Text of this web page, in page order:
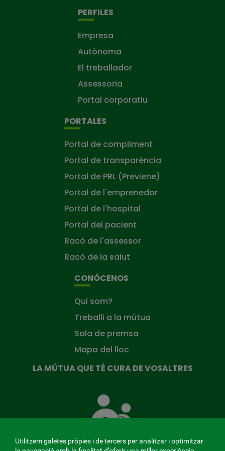
PERFILES
Empresa
Autònoma
El treballador
Assessoria
Portal corporatiu
PORTALES
Portal de compliment
Portal de transparència
Portal de PRL (Previene)
Portal de l'emprenedor
Portal de l'hospital
Portal del pacient
Racó de l'assessor
Racó de la salut
CONÓCENOS
Qui som?
Treballi a la mútua
Sala de premsa
Mapa del lloc
LA MÚTUA QUE TÉ CURA DE VOSALTRES
Mútua
que
de
Utilitzem galetes pròpies i de tercers per analitzar i optimitzar